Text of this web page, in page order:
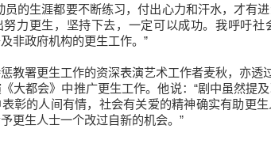
的生涯都要不断练习，付出心力和汗水，才有
努力更生，坚持下去，一定可以成功。我呼吁社
非政府机构的更生工作。”
署更生工作的资深表演艺术工作者麦秋，亦透
大都会》中推广更生工作。他说：“剧中虽然提
彰的人间有情，社会有关爱的精神确实有助更
更生人士一个改过自新的机会。”